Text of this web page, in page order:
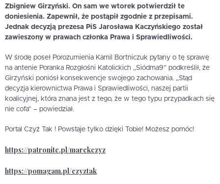
Zbigniew Girzyński. On sam we wtorek potwierdził te
doniesienia. Zapewnił, że postąpił zgodnie z przepisami.
Jednak decyzją prezesa PiS Jarosława Kaczyńskiego został
zawieszony w prawach członka Prawa i Sprawiedliwości.
W środę poseł Porozumienia Kamil Bortniczuk pytany o tę sprawę
na antenie Poranka Rozgłośni Katolickich „Siódma9” podkreślił, że
Girzyński poniósł konsekwencje swojego zachowania. „Stąd
decyzja kierownictwa Prawa i Sprawiedliwości, naszej partii
koalicyjnej, która znana jest z tego, że w tego typu przypadkach się
nie cofa” – powiedział.
Portal Czyż Tak ! Powstaje tylko dzięki Tobie! Możesz pomóc!
https://patronite.pl/marekczyz
https://pomagam.pl/czyztak